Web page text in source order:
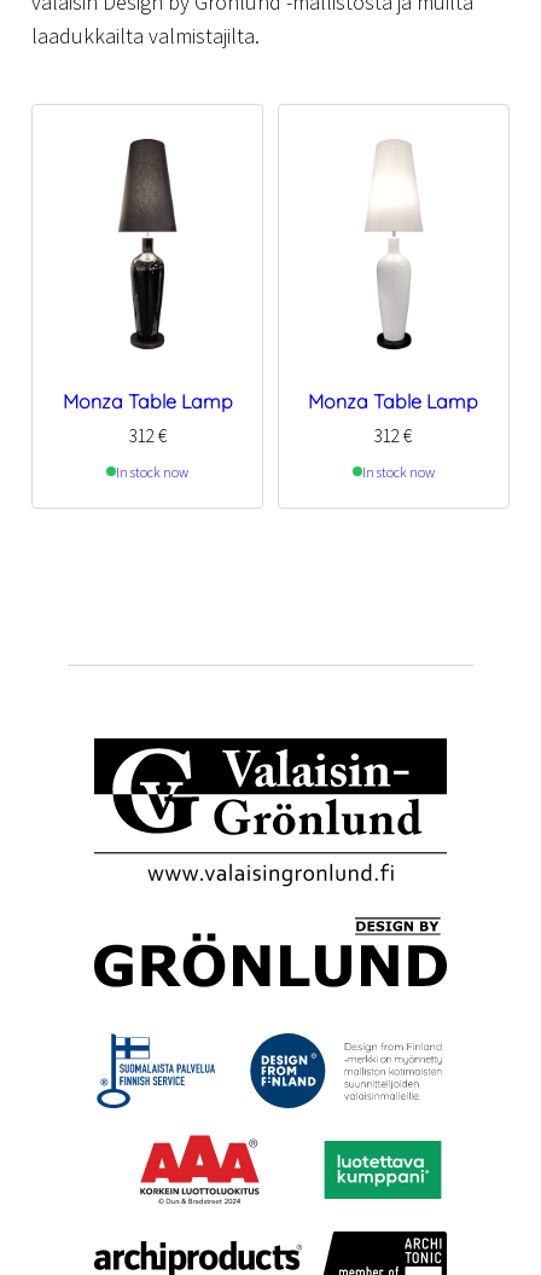
laadukkailta valmistajilta.
Monza Table Lamp
312 €
In stock now
Monza Table Lamp
312€
In stock now